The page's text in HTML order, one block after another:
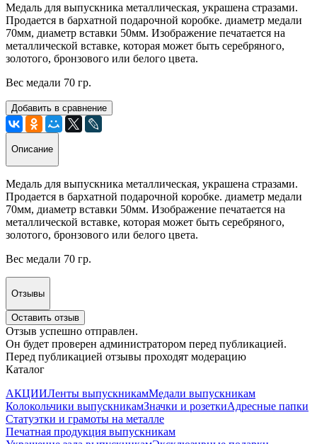
Медаль для выпускника металлическая, украшена стразами.
Продается в бархатной подарочной коробке. диаметр медали
70мм, диаметр вставки 50мм. Изображение печатается на
металлической вставке, которая может быть серебряного,
золотого, бронзового или белого цвета.
Вес медали 70 гр.
Добавить в сравнение
Описание
Медаль для выпускника металлическая, украшена стразами.
Продается в бархатной подарочной коробке. диаметр медали
70мм, диаметр вставки 50мм. Изображение печатается на
металлической вставке, которая может быть серебряного,
золотого, бронзового или белого цвета.
Вес медали 70 гр.
Отзывы
Оставить отзыв
Отзыв успешно отправлен.
Он будет проверен администратором перед публикацией.
Перед публикацией отзывы проходят модерацию
Каталог
АКЦИИЛенты выпускникамМедали выпускникам
Колокольчики выпускникамЗначки и розеткиАдресные папки
Статуэтки и грамоты на металле
Печатная продукция выпускникам